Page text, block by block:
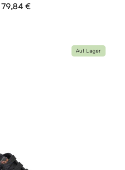
79,84 €
Auf Lager